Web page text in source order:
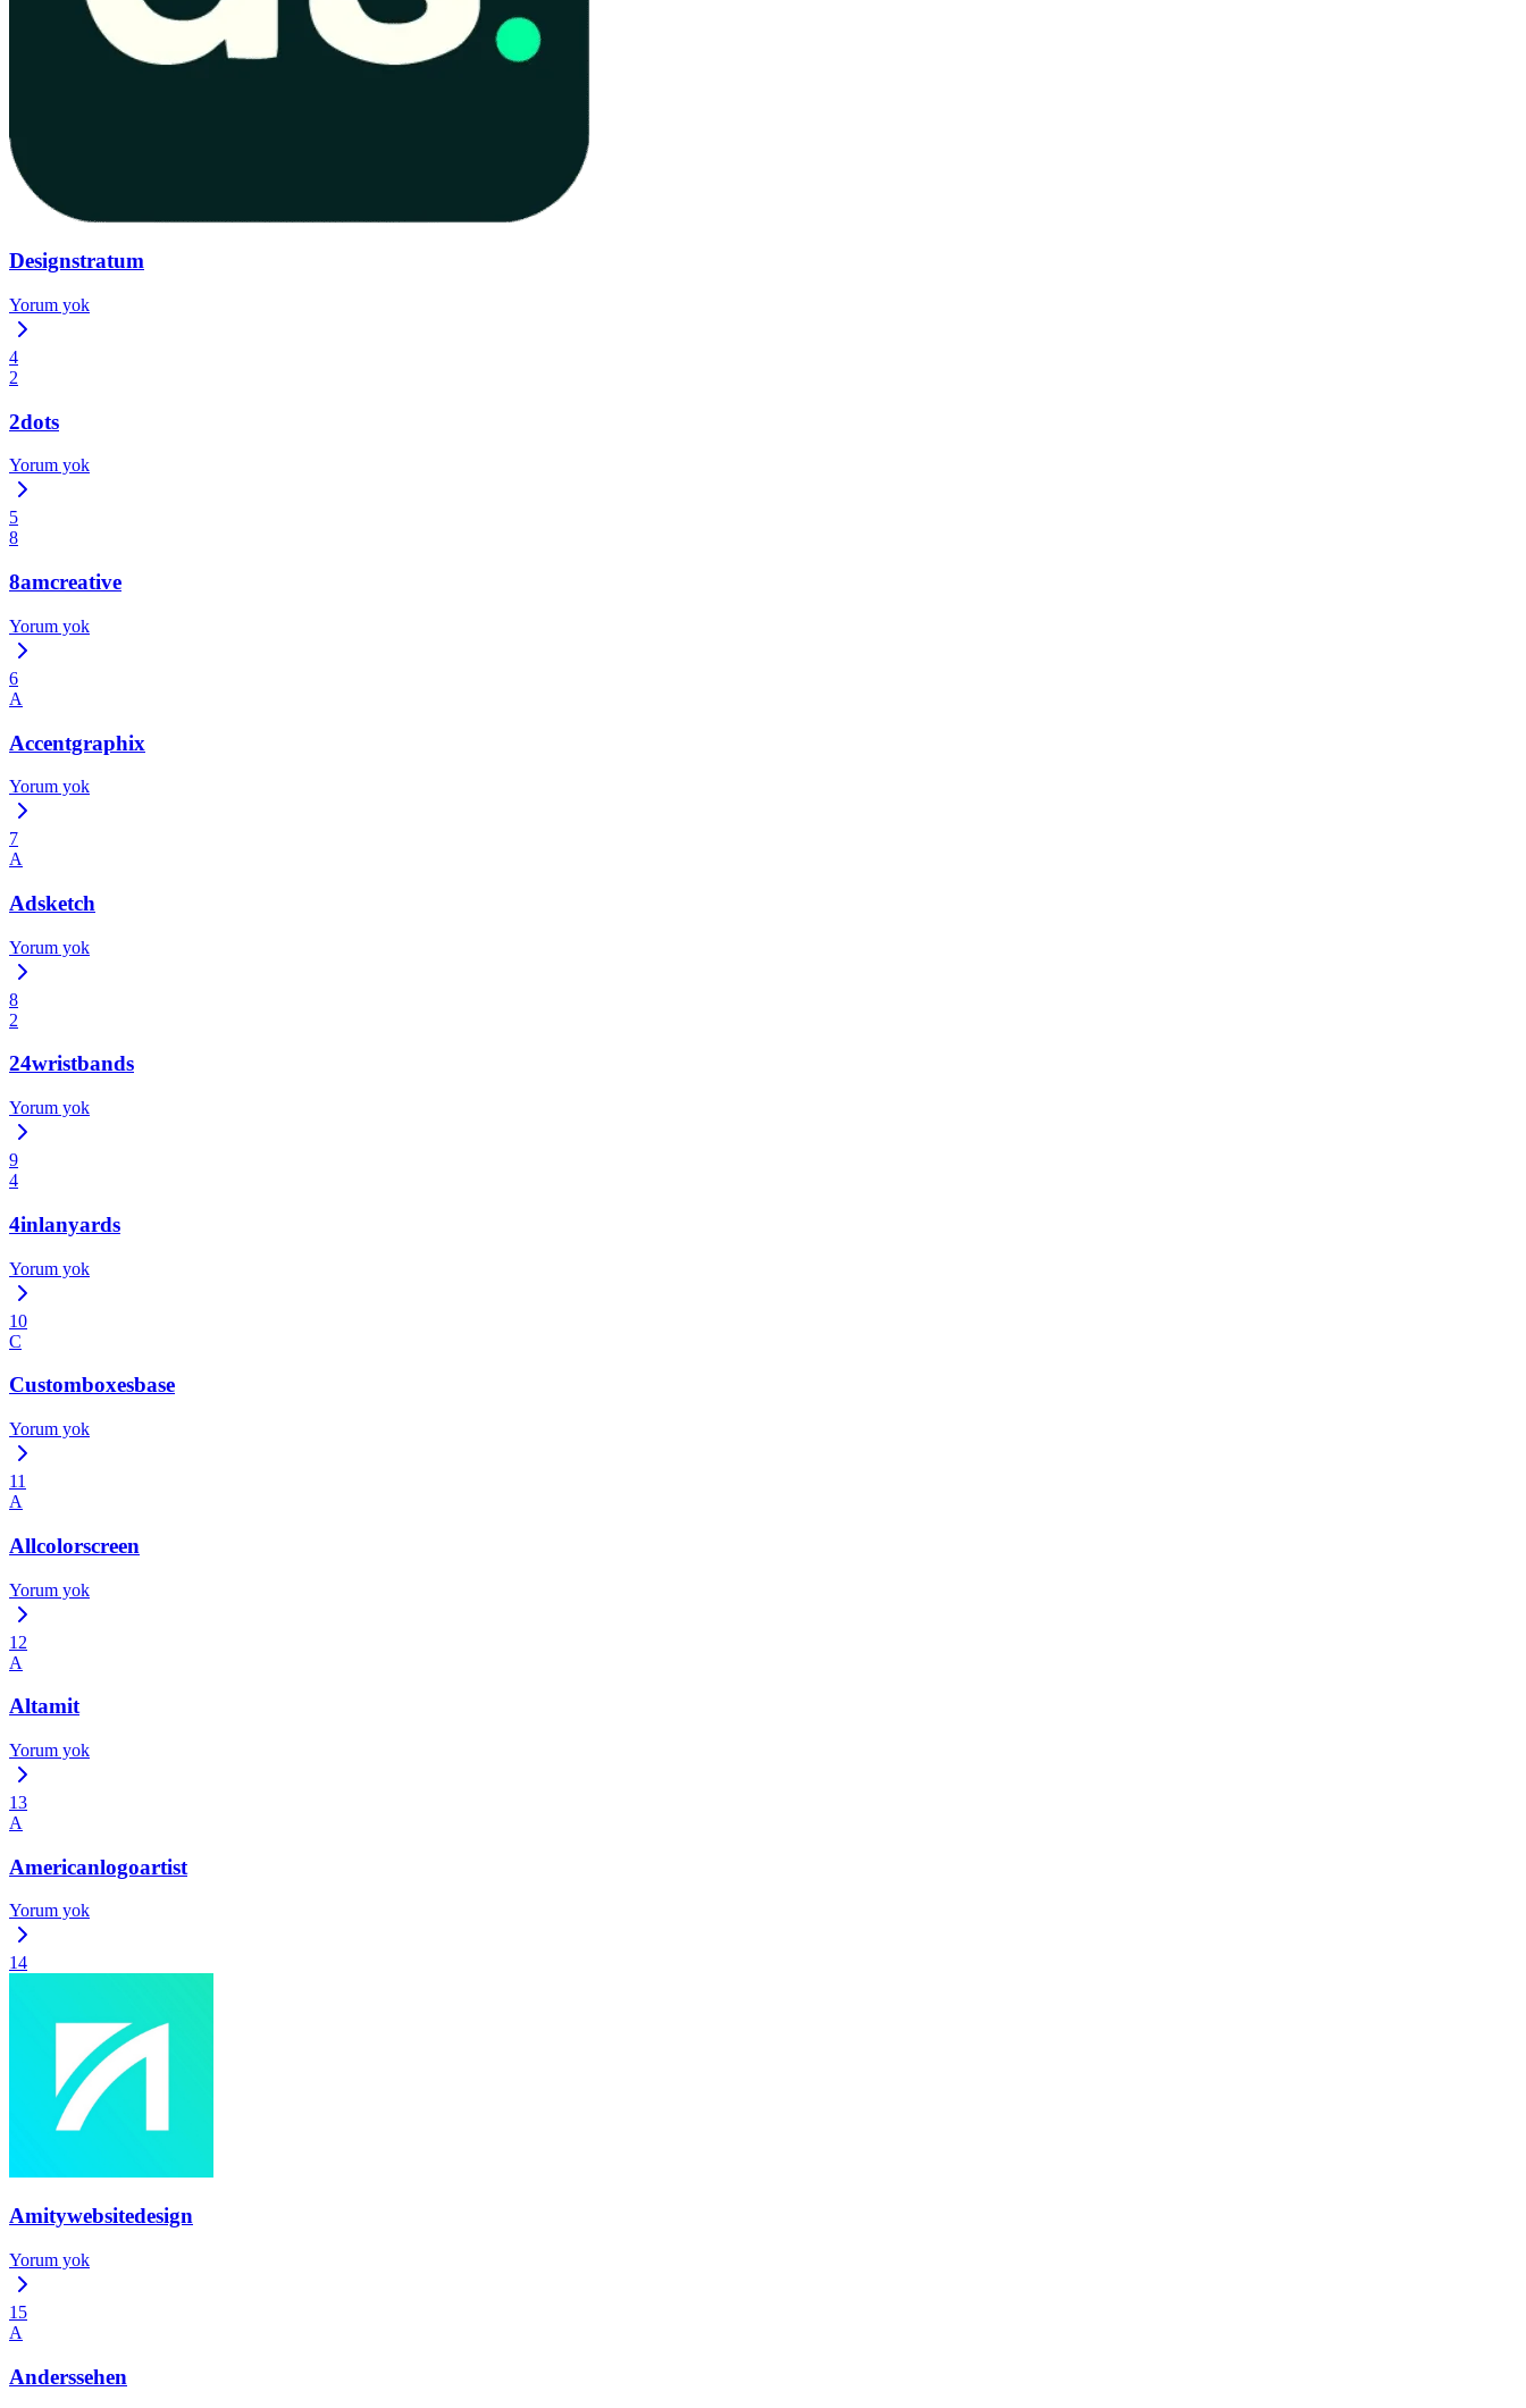
Designstratum
Yorum yok
4
2
2dots
Yorum yok
5
8
8amcreative
Yorum yok
6
A
Accentgraphix
Yorum yok
7
A
Adsketch
Yorum yok
8
2
24wristbands
Yorum yok
9
4
4inlanyards
Yorum yok
10
C
Customboxesbase
Yorum yok
11
A
Allcolorscreen
Yorum yok
12
A
Altamit
Yorum yok
13
A
Americanlogoartist
Yorum yok
14
Amitywebsitedesign
Yorum yok
15
A
Anderssehen